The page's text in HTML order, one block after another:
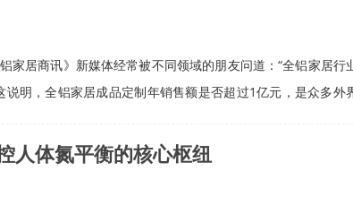
居商讯》新媒体经常被不同领域的朋友问道：“全铝家居行
明，全铝家居成品定制年销售额是否超过1亿元，是众多外
人体氮平衡的核心枢纽